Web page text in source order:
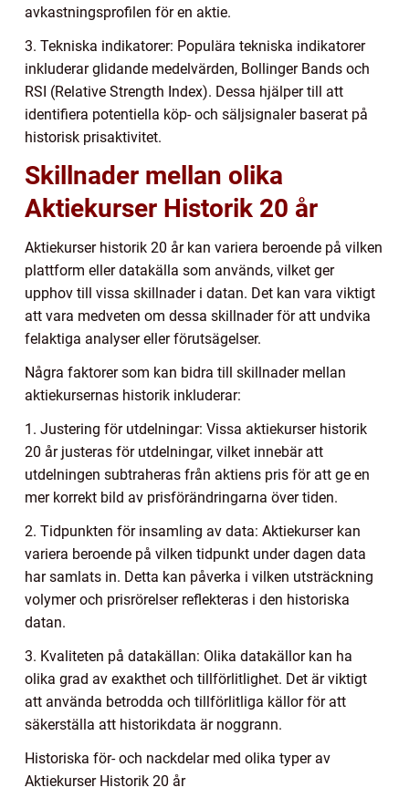
avkastningsprofilen för en aktie.
3. Tekniska indikatorer: Populära tekniska indikatorer
inkluderar glidande medelvärden, Bollinger Bands och
RSI (Relative Strength Index). Dessa hjälper till att
identifiera potentiella köp- och säljsignaler baserat på
historisk prisaktivitet.
Skillnader mellan olika
Aktiekurser Historik 20 år
Aktiekurser historik 20 år kan variera beroende på vilken
plattform eller datakälla som används, vilket ger
upphov till vissa skillnader i datan. Det kan vara viktigt
att vara medveten om dessa skillnader för att undvika
felaktiga analyser eller förutsägelser.
Några faktorer som kan bidra till skillnader mellan
aktiekursernas historik inkluderar:
1. Justering för utdelningar: Vissa aktiekurser historik
20 år justeras för utdelningar, vilket innebär att
utdelningen subtraheras från aktiens pris för att ge en
mer korrekt bild av prisförändringarna över tiden.
2. Tidpunkten för insamling av data: Aktiekurser kan
variera beroende på vilken tidpunkt under dagen data
har samlats in. Detta kan påverka i vilken utsträckning
volymer och prisrörelser reflekteras i den historiska
datan.
3. Kvaliteten på datakällan: Olika datakällor kan ha
olika grad av exakthet och tillförlitlighet. Det är viktigt
att använda betrodda och tillförlitliga källor för att
säkerställa att historikdata är noggrann.
Historiska för- och nackdelar med olika typer av
Aktiekurser Historik 20 år